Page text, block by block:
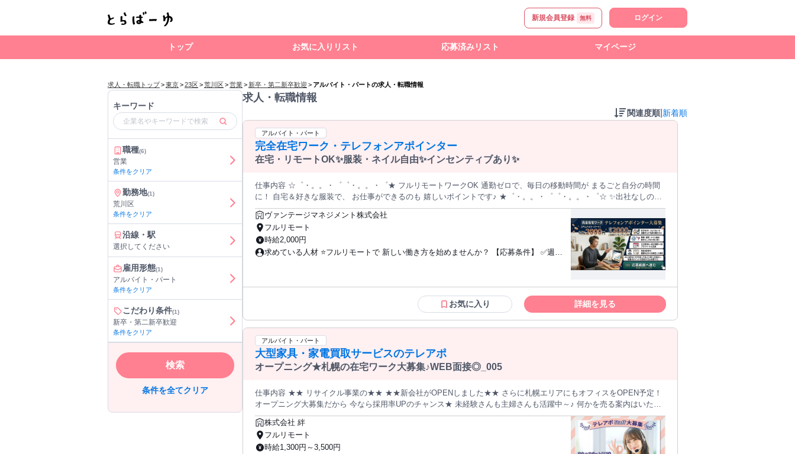
新規会員登録 無料 ログイン
トップ お気に入りリスト 応募済みリスト マイページ
求人・転職トップ>東京>23区>荒川区>営業> 新卒・第二新卒歓迎 > アルバイト・パートの求人・転職情報
キーワード
職種(6)
営業
条件をクリア
勤務地(1)
荒川区
条件をクリア
沿線・駅
選択してください
雇用形態(1)
アルバイト・パート
条件をクリア
こだわり条件(1)
新卒・第二新卒歓迎
条件をクリア
検索
条件を全てクリア
求人・転職情報
関連度順 新着順
アルバイト・パート
完全在宅ワーク・テレフォンアポインター
在宅・リモートOK✨服装・ネイル自由✨インセンティブあり✨
仕事内容 ☆゜・。。・゜゜・。。・゜★ フルリモートワークOK 通勤ゼロで、毎日の移動時間が まるごと自分の時間
に！ 自宅＆好きな服装で、 お仕事ができるのも 嬉しいポイントです♪ ★゜・。。・゜゜・。。・゜☆ ✨出社なしの完
全在宅ワーク ✨服装・髪型・ネイル自由 ✨土日祝はしっかりお休み ✨リスト＆スクリプトありで安心 ✨別途インセン
ティブ手当あり ✨がんばり次第で収入アップ ☆.。.:*・゜☆.。.:*・゜☆.。.:*・゜☆ PCを使って法人企業へお電話し、
クライアント企業のBtoB向け製品や サービスの営業アポイントを 取得するお仕事です。 《具体的には》 ✅企業リスト
を元に電話でアプローチ ✅サービスや製品をわかりやすく説明 ✅関心を引き出し、アポにつなげます トークスクリプ
トもあるため、 スムーズにお話できます。 ☆.。.:*・゜☆.。.:*・゜☆.。.:*・゜☆ 【安心のサポート体制】 PCとヘッ
ドフォンがあれば、 すぐにでもスタート。 わからないことはチャットで 気軽に質問できるので安心です。 【自分らし
話の声のトーンを意識できる ⏩要点をまとめて伝えるのが得意 ⏩身だしなみやマナーを大切にできる ⏩落ち着いて電
話対応ができる ⏩自分のペースで働きたい ☆.。.:*・゜☆.。.:*・゜☆.。.:*・゜☆
ヴァンテージマネジメント株式会社
フルリモート
時給2,000円
求めている人材 ⭐フルリモートで 新しい働き方を始めませんか？ 【応募条件】 ✅週
ランクOK ★フルリモート（完全在宅） ★在宅OK／リモートワークOK ⏩活かせる知
識やスキル ─────────── 法人営業、テレアポ、 インサイドセールス、 テレマー
ケティング、 コールセンター、営業事務、 カスタマーサポートなど
お気に入り 詳細を見る
アルバイト・パート
大型家具・家電買取サービスのテレアポ
オープニング★札幌の在宅ワーク大募集♪WEB面接◎_005
仕事内容 ★★ リサイクル事業の★★ ★★新会社がOPENしました★★ さらに札幌エリアにもオフィスをOPEN予定！
オープニング大募集だから 今なら採用率UPのチャンス★ 未経験さんも主婦さんも活躍中～♪ 何かを売る案内はいたし
ません！ いらなくなった不要品など整理のお手伝いをするご案内です トークマニュアルや丁寧な研修もあって未経験
の方にも安心のサポート体制♪ 未経験スタートの方がほとんど！ それでも高時給1300円！！ 何かを”売る”ご案内ではな
いので未経験の方でも始めやすいですよ♪ 「おうちで要らなくなったタンスや家電など はありませんか？」 と質問し
ていくだけ！ タンスや冷蔵庫などの家具・家電の処分に困っている方はたくさんいるのでスグにアポに繋がります！
株式会社 絆
フルリモート
時給1,300円～3,500円